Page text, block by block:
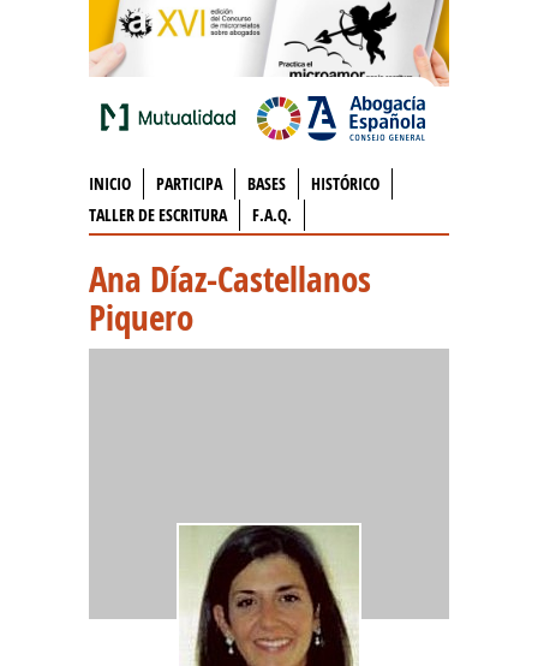
INICIO PARTICIPA BASES
HISTÓRICO
TALLER DE ESCRITURA
F.A.Q.
Ana Díaz-Castellanos
Piquero